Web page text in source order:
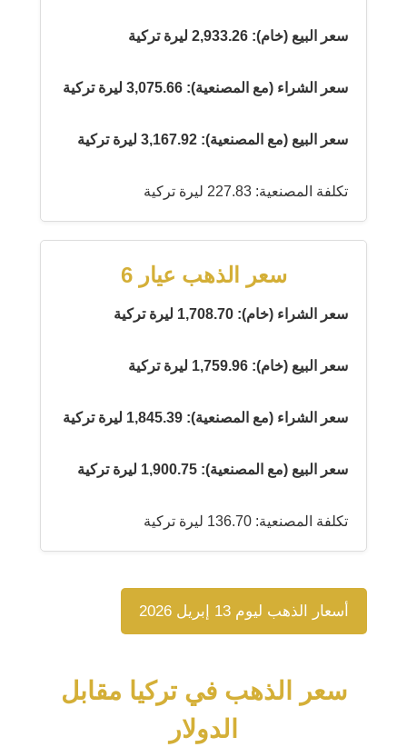
سعر البيع (خام): 2,933.26 ليرة تركية
سعر الشراء (مع المصنعية): 3,075.66 ليرة تركية
سعر البيع (مع المصنعية): 3,167.92 ليرة تركية
تكلفة المصنعية: 227.83 ليرة تركية
سعر الذهب عيار 6
سعر الشراء (خام): 1,708.70 ليرة تركية
سعر البيع (خام): 1,759.96 ليرة تركية
سعر الشراء (مع المصنعية): 1,845.39 ليرة تركية
سعر البيع (مع المصنعية): 1,900.75 ليرة تركية
تكلفة المصنعية: 136.70 ليرة تركية
أسعار الذهب ليوم 13 إبريل 2026
سعر الذهب في تركيا مقابل
الدولار